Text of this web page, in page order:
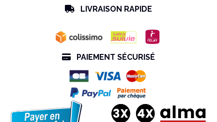
 LIVRAISON RAPIDE
 PAIEMENT SÉCURISÉ